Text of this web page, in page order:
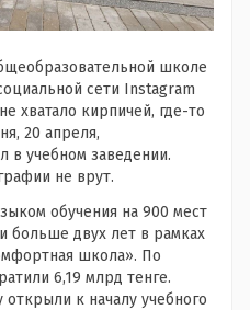
школе
сети Instagram
хватало кирпичей, где-то
20 апреля,
в учебном заведении.
не врут.
обучения на 900 мест
больше двух лет в рамках
школа». По
6,19 млрд тенге.
к началу учебного